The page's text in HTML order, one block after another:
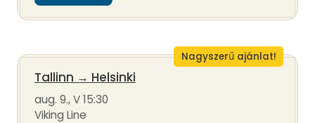
Nagyszerű ajánlat!
Tallinn → Helsinki
aug. 9., V 15:30
Viking Line